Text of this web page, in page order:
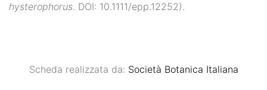
hysterophorus. DOI: 10.1111/epp.12252).
Scheda realizzata da: Società Botanica Italiana